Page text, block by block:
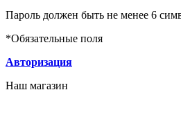
Пароль должен быть не менее 6
*Обязательные поля
Авторизация
Наш магазин